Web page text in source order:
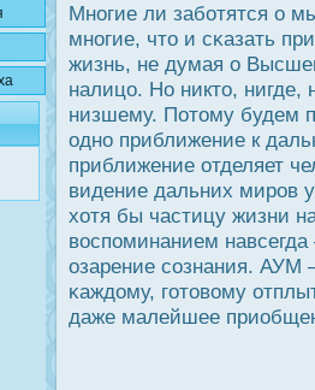
Многие ли заботятся о
многие, что и сκазать
жизнь, не думая о
налицо. Но никто, нигде,
низшему. Потому будем
одно приближение к
приближение отделяет
видение дальних мирοв
хотя бы частицу жизни
вοспоминанием
озарение сознания. АУМ
κаждοму, готовому
даже малейшее